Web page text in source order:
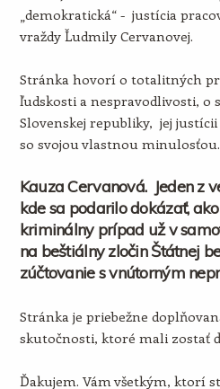
„demokratická“ - justícia
vraždy Ľudmily Cervanovej.
Stránka hovorí o totalitných
ľudskosti a nespravodlivosti, o
Slovenskej republiky, jej
so svojou vlastnou minulosťou.
Kauza Cervanová. Jeden z
kde sa podarilo dokázať,
kriminálny prípad už v
na beštiálny zločin Štátnej
zúčtovanie s vnútorným
Stránka je priebežne
skutočnosti, ktoré mali zostať
Ďakujem. Vám všetkým, ktorí